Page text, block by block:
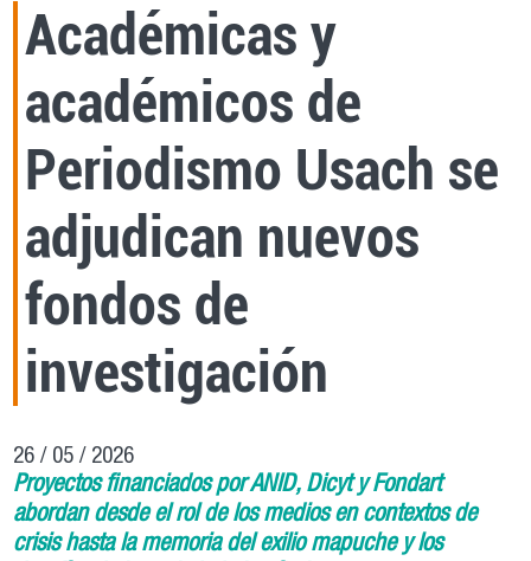
Académicas y
académicos de
Periodismo Usach se
adjudican nuevos
fondos de
investigación
26 / 05 / 2026
Proyectos financiados por ANID, Dicyt y Fondart
abordan desde el rol de los medios en contextos de
crisis hasta la memoria del exilio mapuche y los